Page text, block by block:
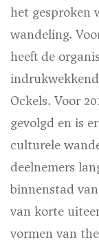
het gesproken
wandeling.
heeft de
Ockels. Voor
gevolgd en is
culturele
deelnemers
binnenstad
van korte
vormen van